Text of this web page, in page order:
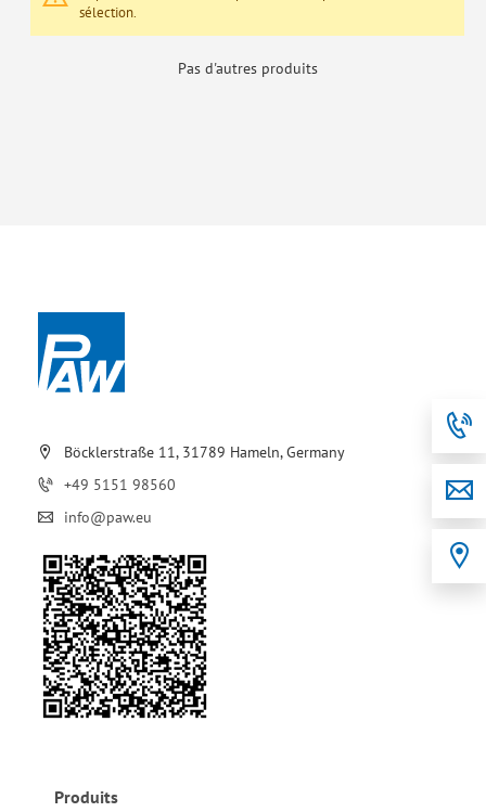
sélection.
Pas d'autres produits
Böcklerstraße 11, 31789 Hameln, Germany
+49 5151 98560
info@paw.eu
Produits